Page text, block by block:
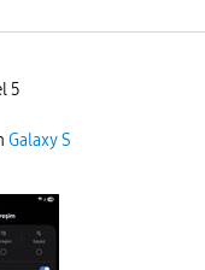
5
Galaxy S